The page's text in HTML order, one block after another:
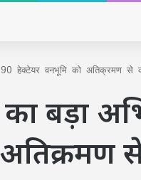
हेक्टेयर वनभूमि को अतिक्रमण से
बड़ा